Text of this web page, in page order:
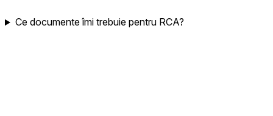
Ce documente îmi trebuie pentru RCA?